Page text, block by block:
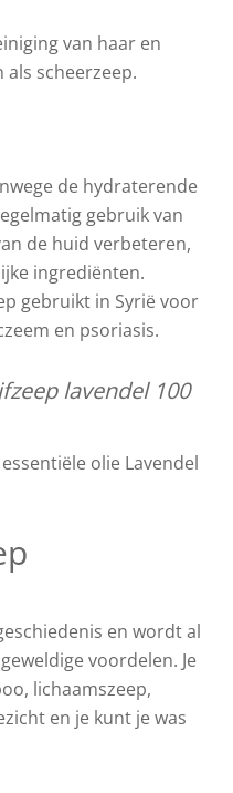
van haar en
scheerzeep.
de hydraterende
gebruik van
de huid verbeteren,
ingrediënten.
gebruikt in Syrië voor
en psoriasis.
lavendel 100
olie Lavendel
en wordt al
voordelen. Je
lichaamszeep,
en je kunt je was